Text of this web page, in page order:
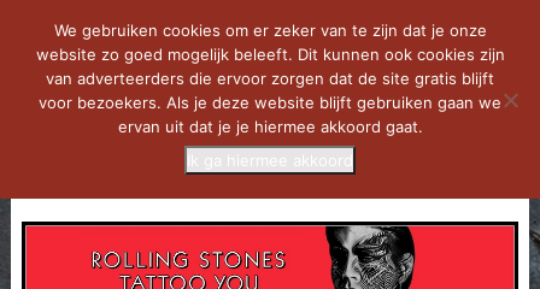
We gebruiken cookies om er zeker van te zijn dat je onze
website zo goed mogelijk beleeft. Dit kunnen ook cookies zijn
van adverteerders die ervoor zorgen dat de site gratis blijft
voor bezoekers. Als je deze website blijft gebruiken gaan we
ervan uit dat je je hiermee akkoord gaat.
Ik ga hiermee akkoord